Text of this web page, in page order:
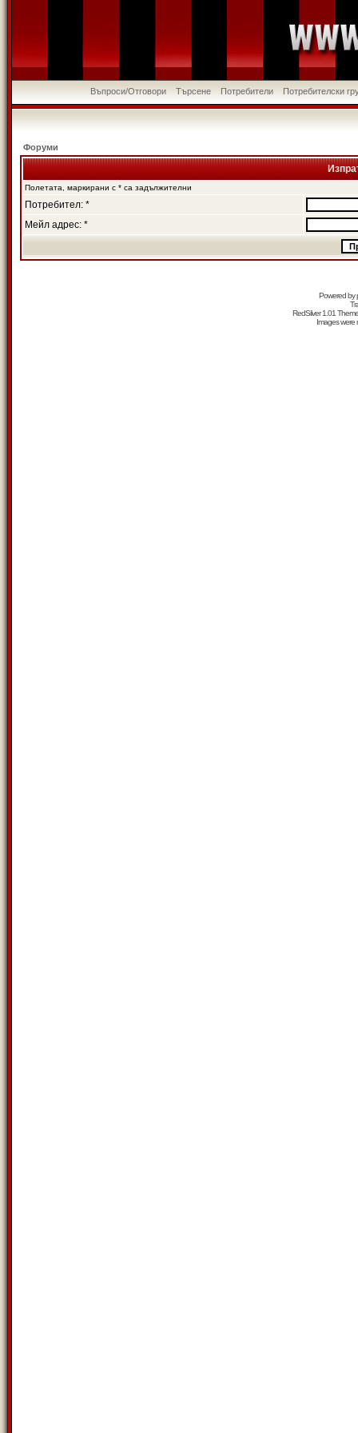
Въпроси/Отговори Търсене Потребители Потребителски
Форуми
Полетата, маркирани с * са задължителни
Потребител: *
Мейл адрес: *
Powered by
RedSilver 1.01
Images were